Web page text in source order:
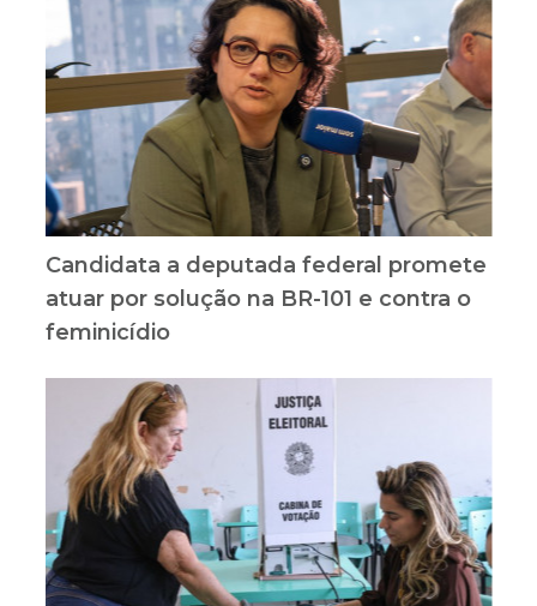
Candidata a deputada federal promete
atuar por solução na BR-101 e contra o
feminicídio